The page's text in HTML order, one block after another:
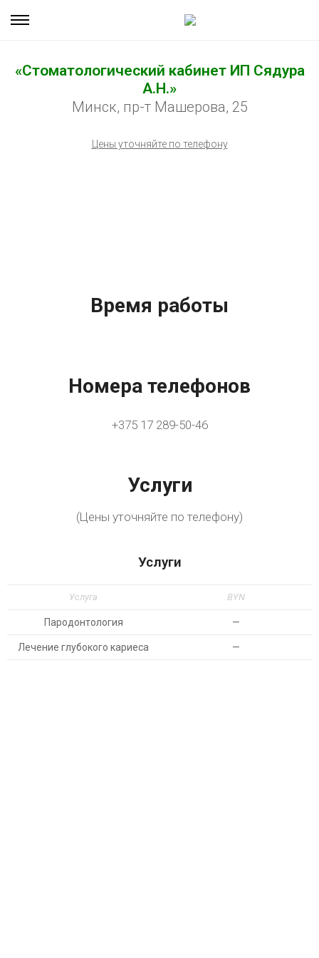
«Стоматологический кабинет ИП Сядура
А.Н.»
Минск, пр-т Машерова, 25
Цены уточняйте по телефону
Время работы
Номера телефонов
+375 17 289-50-46
Услуги
(Цены уточняйте по телефону)
Услуги
Услуга BYN
Пародонтология —
Лечение глубокого кариеса —